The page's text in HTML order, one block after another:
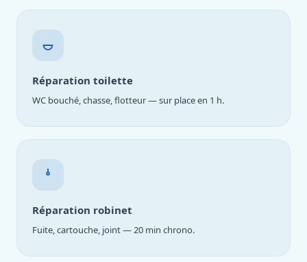
Réparation toilette
WC bouché, chasse, flotteur — sur place en 1 h.
Réparation robinet
Fuite, cartouche, joint — 20 min chrono.